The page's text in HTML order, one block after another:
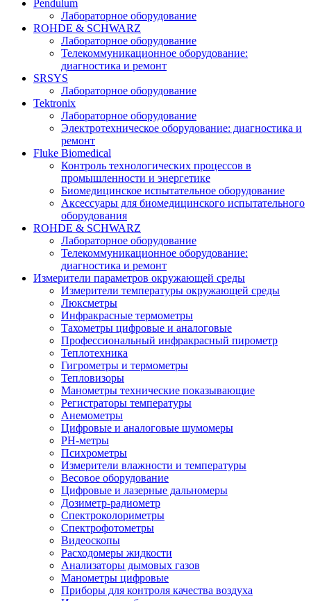
Pendulum
Лабораторное оборудование
ROHDE & SCHWARZ
Лабораторное оборудование
Телекоммуникационное оборудование:
диагностика и ремонт
SRSYS
Лабораторное оборудование
Tektronix
Лабораторное оборудование
Электротехническое оборудование: диагностика и
ремонт
Fluke Biomedical
Контроль технологических процессов в
промышленности и энергетике
Биомедицинское испытательное оборудование
Аксессуары для биомедицинского испытательного
оборудования
ROHDE & SCHWARZ
Лабораторное оборудование
Телекоммуникационное оборудование:
диагностика и ремонт
Измерители параметров окружающей среды
Измерители температуры окружающей среды
Люксметры
Инфракрасные термометры
Тахометры цифровые и аналоговые
Профессиональный инфракрасный пирометр
Теплотехника
Гигрометры и термометры
Тепловизоры
Манометры технические показывающие
Регистраторы температуры
Анемометры
Цифровые и аналоговые шумомеры
PH-метры
Психрометры
Измерители влажности и температуры
Весовое оборудование
Цифровые и лазерные дальномеры
Дозиметр-радиометр
Спектроколориметры
Спектрофотометры
Видеоскопы
Расходомеры жидкости
Анализаторы дымовых газов
Манометры цифровые
Приборы для контроля качества воздуха